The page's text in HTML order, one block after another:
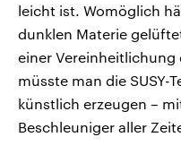
leicht ist. Womöglich
dunklen Materie
einer Vereinheitlichung
müsste man die SUSY-
künstlich erzeugen –
Beschleuniger aller